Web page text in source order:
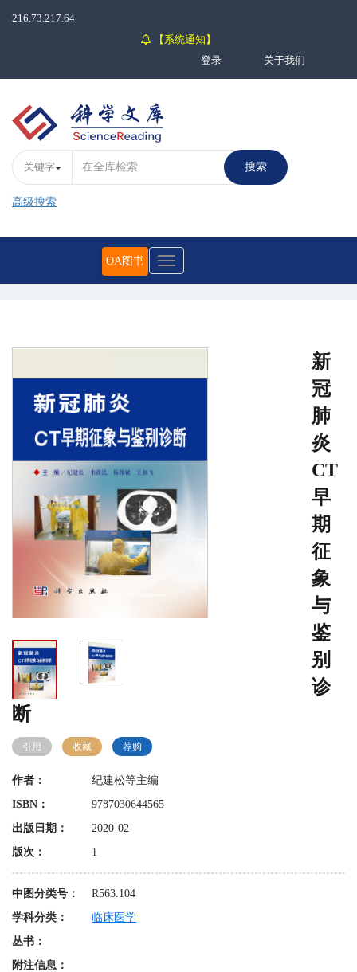
216.73.217.64
【系统通知】
登录
关于我们
关键字 搜索
高级搜索
Toggle
OA图书
新
冠
肺
炎
CT
早
期
征
象
与
鉴
别
诊
断
引用 收藏 荐购
作者：
纪建松等主编
ISBN：
9787030644565
出版日期：
2020-02
版次：
1
中图分类号：
R563.104
学科分类：
临床医学
丛书：
附注信息：